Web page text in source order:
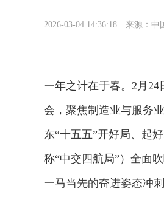
2026-03-04 14:36:18 来源：中
一年之计在于春。2月
会，聚焦制造业与服务
东“十五五”开好局、起
称“中交四航局”）全面
一马当先的奋进姿态冲刺